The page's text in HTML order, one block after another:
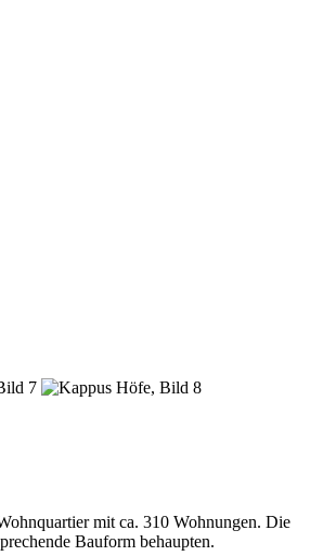
mit ca. 310 Wohnungen. Die
Bauform behaupten.